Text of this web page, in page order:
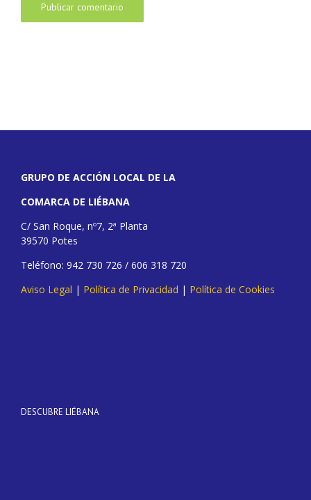
GRUPO DE ACCIÓN LOCAL DE LA
COMARCA DE LIÉBANA
C/ San Roque, nº7, 2ª Planta
39570 Potes
Teléfono: 942 730 726 / 606 318 720
Aviso Legal | Política de Privacidad | Política de Cookies
DESCUBRE LIÉBANA